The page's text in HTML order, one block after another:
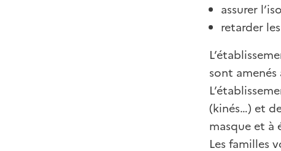
assurer
retarder
sont amenés
(kinés…) et
masque et à
Les familles